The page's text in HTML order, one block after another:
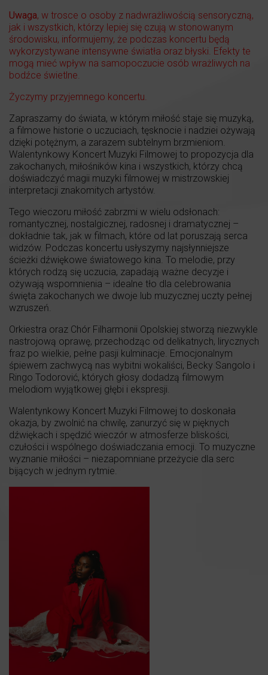
Uwaga, w trosce o osoby z nadwrażliwością sensoryczną,
jak i wszystkich, którzy lepiej się czują w stonowanym
środowisku, informujemy, że podczas koncertu będą
wykorzystywane intensywne światła oraz błyski. Efekty te
mogą mieć wpływ na samopoczucie osób wrażliwych na
bodźce świetlne.
Życzymy przyjemnego koncertu.
Zapraszamy do świata, w którym miłość staje się muzyką,
a filmowe historie o uczuciach, tęsknocie i nadziei ożywają
dzięki potężnym, a zarazem subtelnym brzmieniom.
Walentynkowy Koncert Muzyki Filmowej to propozycja dla
zakochanych, miłośników kina i wszystkich, którzy chcą
doświadczyć magii muzyki filmowej w mistrzowskiej
interpretacji znakomitych artystów.
Tego wieczoru miłość zabrzmi w wielu odsłonach:
romantycznej, nostalgicznej, radosnej i dramatycznej –
dokładnie tak, jak w filmach, które od lat poruszają serca
widzów. Podczas koncertu usłyszymy najsłynniejsze
ścieżki dźwiękowe światowego kina. To melodie, przy
których rodzą się uczucia, zapadają ważne decyzje i
ożywają wspomnienia – idealne tło dla celebrowania
święta zakochanych we dwoje lub muzycznej uczty pełnej
wzruszeń.
Orkiestra oraz Chór Filharmonii Opolskiej stworzą niezwykle
nastrojową oprawę, przechodząc od delikatnych, lirycznych
fraz po wielkie, pełne pasji kulminacje. Emocjonalnym
śpiewem zachwycą nas wybitni wokaliści, Becky Sangolo i
Ringo Todorović, których głosy dodadzą filmowym
melodiom wyjątkowej głębi i ekspresji.
Walentynkowy Koncert Muzyki Filmowej to doskonała
okazja, by zwolnić na chwilę, zanurzyć się w pięknych
dźwiękach i spędzić wieczór w atmosferze bliskości,
czułości i wspólnego doświadczania emocji. To muzyczne
wyznanie miłości – niezapomniane przeżycie dla serc
bijących w jednym rytmie.